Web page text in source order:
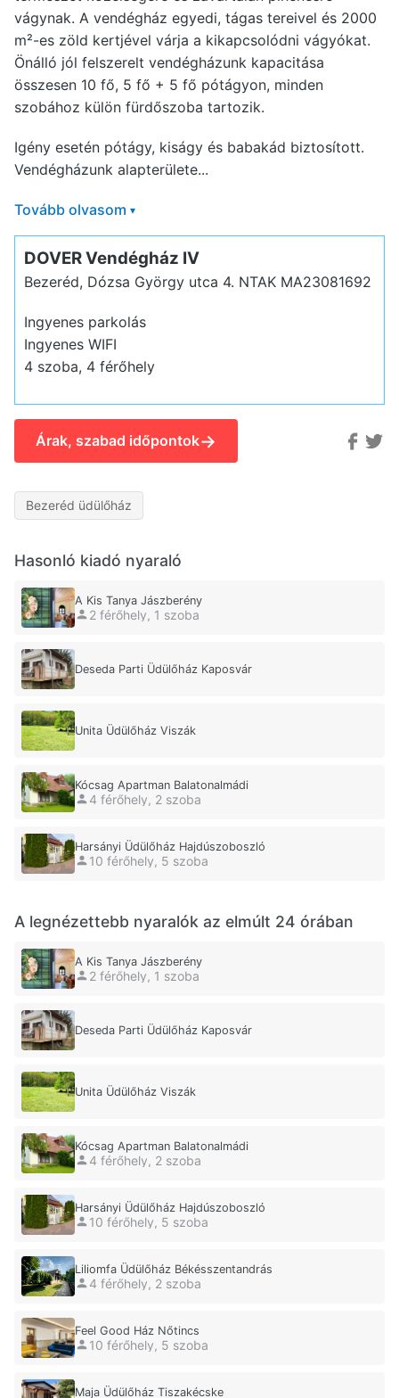
vágynak. A vendégház egyedi, tágas tereivel és 2000
m²-es zöld kertjével várja a kikapcsolódni vágyókat.
Önálló jól felszerelt vendégházunk kapacitása
összesen 10 fő, 5 fő + 5 fő pótágyon, minden
szobához külön fürdőszoba tartozik.
Igény esetén pótágy, kiságy és babakád biztosított.
Vendégházunk alapterülete...
Tovább olvasom ▾
DOVER Vendégház IV
Bezeréd, Dózsa György utca 4. NTAK MA23081692
Ingyenes parkolás
Ingyenes WIFI
4 szoba, 4 férőhely
Árak, szabad időpontok→
Bezeréd üdülőház
Hasonló kiadó nyaraló
A Kis Tanya Jászberény
2 férőhely, 1 szoba
Deseda Parti Üdülőház Kaposvár
Unita Üdülőház Viszák
Kócsag Apartman Balatonalmádi
4 férőhely, 2 szoba
Harsányi Üdülőház Hajdúszoboszló
10 férőhely, 5 szoba
A legnézettebb nyaralók az elmúlt 24 órában
A Kis Tanya Jászberény
2 férőhely, 1 szoba
Deseda Parti Üdülőház Kaposvár
Unita Üdülőház Viszák
Kócsag Apartman Balatonalmádi
4 férőhely, 2 szoba
Harsányi Üdülőház Hajdúszoboszló
10 férőhely, 5 szoba
Liliomfa Üdülőház Békésszentandrás
4 férőhely, 2 szoba
Feel Good Ház Nőtincs
10 férőhely, 5 szoba
Maja Üdülőház Tiszakécske